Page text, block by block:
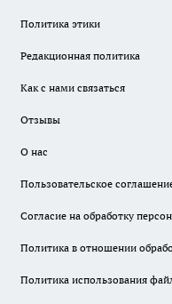
Политика этики
Редакционная политика
Как с нами связаться
Отзывы
О нас
Пользовательское
Согласие на обработку
Политика в отношении
Политика использования